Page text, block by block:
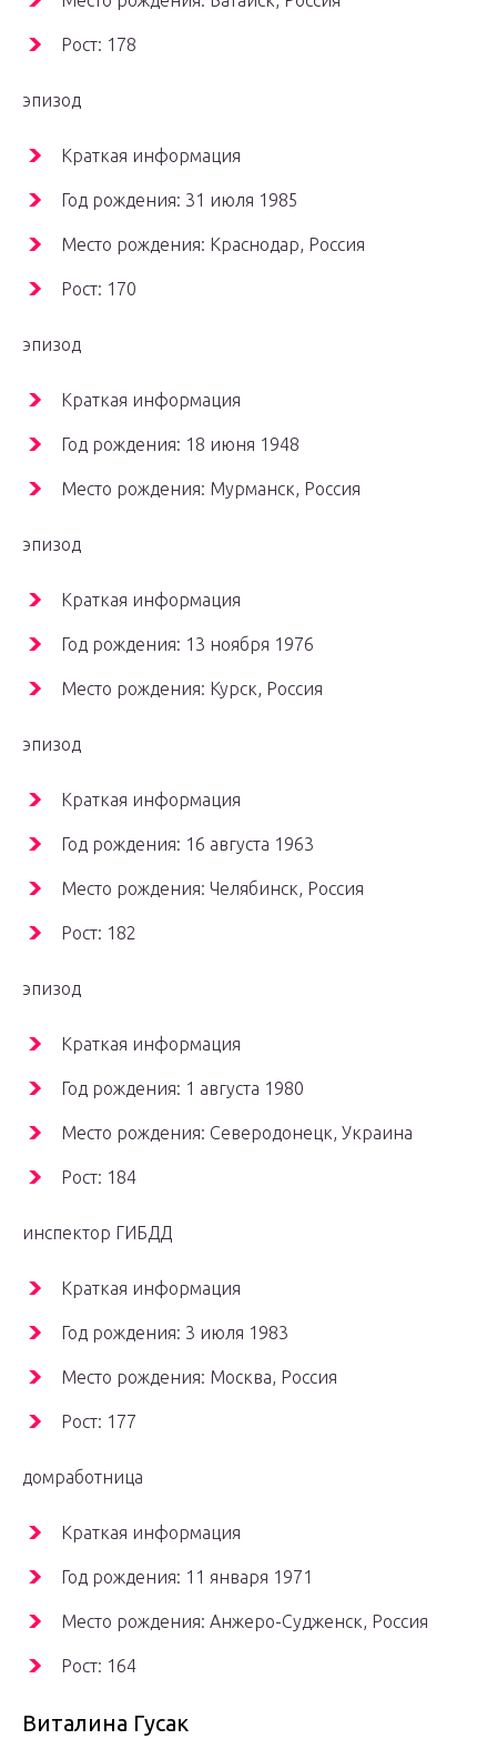
Рост: 178
эпизод
Краткая информация
Год рождения: 31 июля 1985
Место рождения: Краснодар, Россия
Рост: 170
эпизод
Краткая информация
Год рождения: 18 июня 1948
Место рождения: Мурманск, Россия
эпизод
Краткая информация
Год рождения: 13 ноября 1976
Место рождения: Курск, Россия
эпизод
Краткая информация
Год рождения: 16 августа 1963
Место рождения: Челябинск, Россия
Рост: 182
эпизод
Краткая информация
Год рождения: 1 августа 1980
Место рождения: Северодонецк, Украина
Рост: 184
инспектор ГИБДД
Краткая информация
Год рождения: 3 июля 1983
Место рождения: Москва, Россия
Рост: 177
домработница
Краткая информация
Год рождения: 11 января 1971
Место рождения: Анжеро-Судженск, Россия
Рост: 164
Виталина Гусак